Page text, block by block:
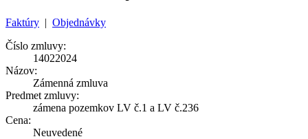
Faktúry | Objednávky
Číslo zmluvy:
14022024
Názov:
Zámenná zmluva
Predmet zmluvy:
zámena pozemkov LV č.1 a LV č.236
Cena:
Neuvedené